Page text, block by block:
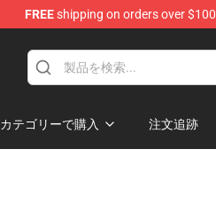
FREEshipping on orders over $100
カテゴリーで購入 注文追跡